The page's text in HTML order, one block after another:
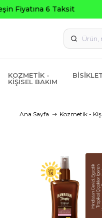
KOZMETIK -
KIŞISEL BAKIM
Ana Sayfa Kozmetik -